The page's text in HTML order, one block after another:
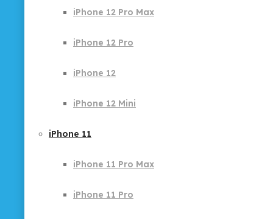
iPhone 12 Pro Max
iPhone 12 Pro
iPhone 12
iPhone 12 Mini
iPhone 11
iPhone 11 Pro Max
iPhone 11 Pro